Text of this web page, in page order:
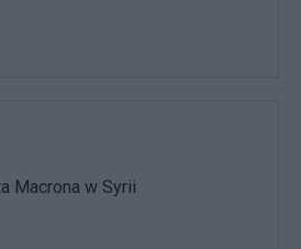
Macrona w Syrii